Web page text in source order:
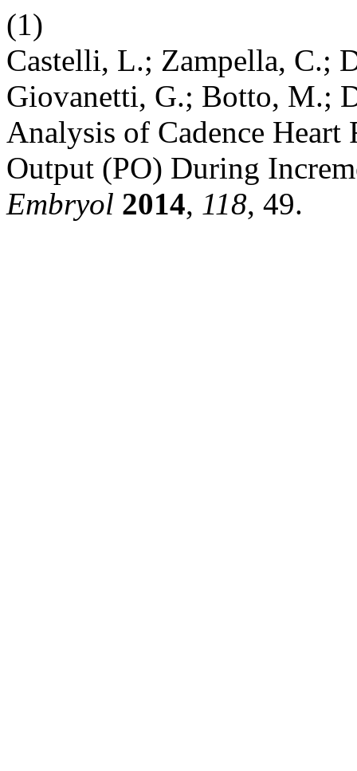
(1)
Castelli, L.; Zampella, C.;
Giovanetti, G.; Botto, M.;
Analysis of Cadence Heart
Output (PO) During
Embryol 2014, 118, 49.